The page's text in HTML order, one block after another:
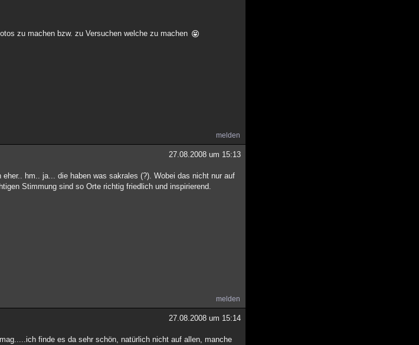
zu machen bzw. zu Versuchen welche zu machen
melden
27.08.2008 um 15:13
hm.. ja... die haben was sakrales (?). Wobei das nicht nur auf
Stimmung sind so Orte richtig friedlich und inspirierend.
melden
27.08.2008 um 15:14
finde es da sehr schön, natürlich nicht auf allen, manche